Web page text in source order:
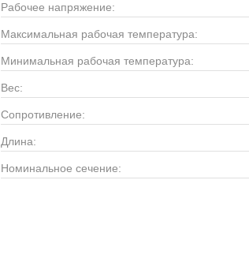
Рабочее напряжение:
Максимальная рабочая температура:
Минимальная рабочая температура:
Вес:
Сопротивление:
Длина:
Номинальное сечение: